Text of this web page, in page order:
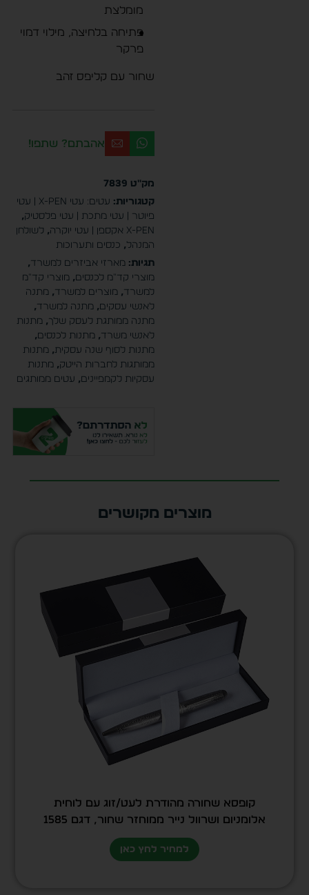
מומלצת
פתיחה בלחיצה, מילוי דמוי
פרקר
שחור עם קליפס זהב
אהבתם? שתפו!
מק"ט 7839
קטגוריות:
עטים: עטי X-PEN | עטי
פיוטר | עטי מתכת | עטי פלסטיק,
X-pen אקספן | עטי יוקרה
, לשולחן
המנהל, כנסים ותערוכות
תגיות: מארזי אביזרים למשרד,
מוצרי קד"מ לכנסים, מוצרי קד"מ
למשרד, מוצרים למשרד, מתנה
לאנשי עסקים, מתנה למשרד,
מתנה ממותגת לעסק שלך, מתנות
לאנשי משרד, מתנות לכנסים,
מתנות לסוף שנה עסקית, מתנות
ממותגות לחברות הייטק, מתנות
עסקיות לקמפיינים, עטים ממותגים
מוצרים מקושרים
קופסא שחורה מהודרת לעט/זוג עם לוחית
אלומניום ושרוול נייר ממוחזר שחור, דגם 1585
למחיר לחץ כאן